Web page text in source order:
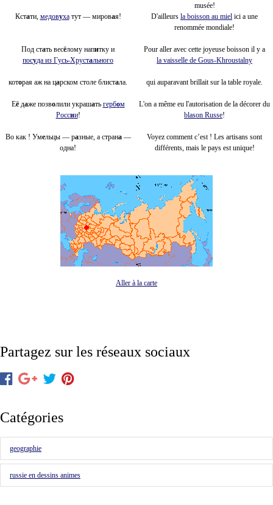
Кстати, медовухатут — мировая!
musée!
D'ailleurs la boisson au miel ici a une
renommée mondiale!
Под стать весёлому напитку и
посуда из Гусь-Хрустального
которая аж на царском столе блистала.
Еёдаже позволили украшать гербом
России!
Во как ! Умельцы — разные, а страна—
одна!
Pour aller avec cette joyeuse boisson il y a
la vaisselle de Gous-Khroustalny
qui auparavant brillait sur la table royale.
L'on a même eu l'autorisation de la décorer du
blason Russe!
Voyez comment c’est ! Les artisans sont
différents, mais le pays est unique!
Aller à la carte
Partagez sur les réseaux sociaux
Catégories
geographie
russie en dessins animes